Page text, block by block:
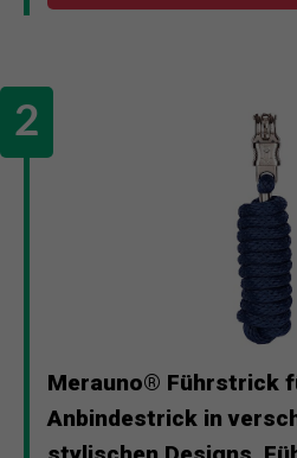
Merauno® Führstrick
Anbindestrick in